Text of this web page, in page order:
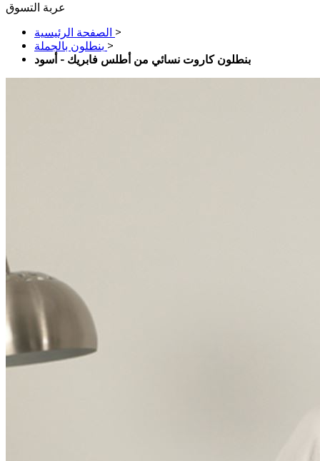
عربة التسوق
الصفحة الرئيسية >
بنطلون بالجملة >
بنطلون كاروت نسائي من أطلس فابريك - أسود